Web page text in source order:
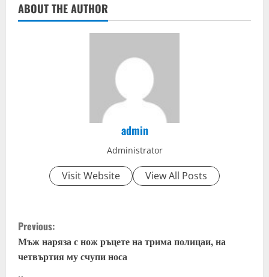
i
ABOUT THE AUTHOR
admin
Administrator
Visit Website View All Posts
C
o
Previous:
Мъж наряза с нож ръцете на трима полицаи, на
четвъртия му счупи носа